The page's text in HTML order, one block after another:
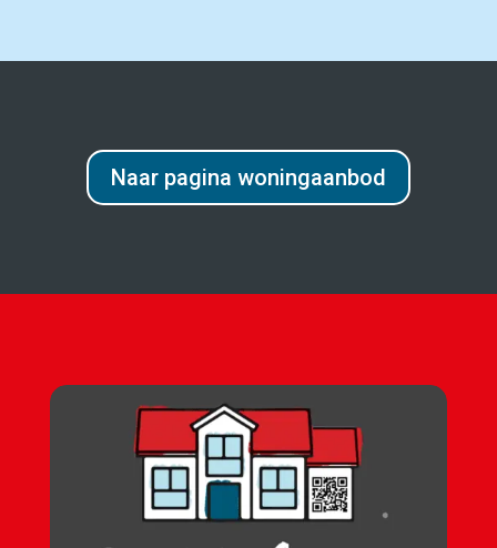
Naar pagina woningaanbod